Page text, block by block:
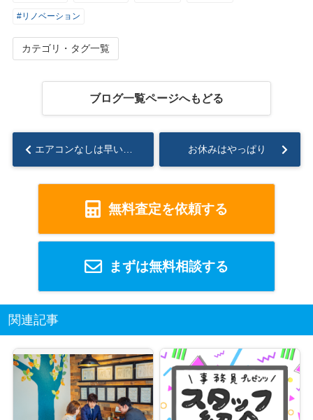
#リノベーション
カテゴリ・タグ一覧
ブログ一覧ページへもどる
エアコンなしは早い！？ お休みはやっぱり
無料査定を依頼する
まずは無料相談する
関連記事